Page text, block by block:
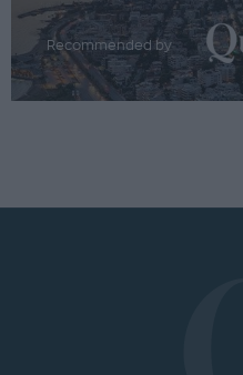
Recommended by